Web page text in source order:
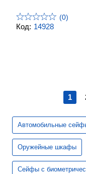
Код: 14928
(0)
1
Автомобильные
Оружейные шкафы
Сейфы с